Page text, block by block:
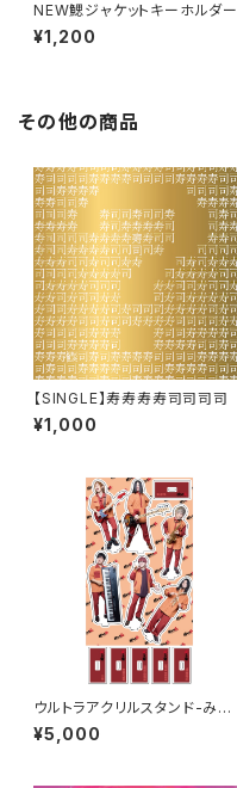
NEW鰓ジャケットキーホルダー
¥1,200
その他の商品
【SINGLE】寿寿寿寿司司司司
¥1,000
ウルトラアクリルスタンド-みん
な大集合-
¥5,000